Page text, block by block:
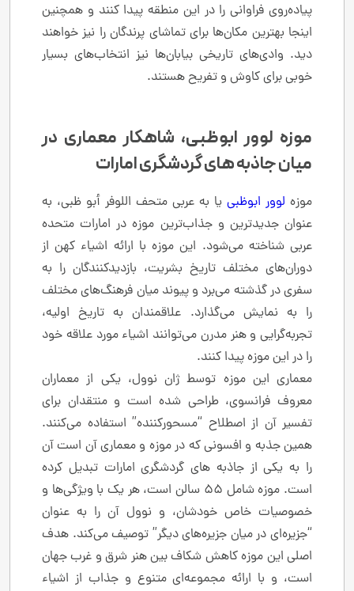
پیاده‌روی فراوانی را در این منطقه پیدا کنند و همچنین
اینجا بهترین مکان‌ها برای تماشای پرندگان را نیز خواهند
دید. وادی‌های تاریخی بیابان‌ها نیز انتخاب‌های بسیار
خوبی برای کاوش و تفریح هستند.
موزه لوور ابوظبی، شاهکار معماری در
میان جاذبه های گردشگری امارات
موزه لوور ابوظبی یا به عربی متحف اللوفر أبو ظبي، به
عنوان جدیدترین و جذاب‌ترین موزه در امارات متحده
عربی شناخته می‌شود. این موزه با ارائه اشیاء کهن از
دوران‌های مختلف تاریخ بشریت، بازدیدکنندگان را به
سفری در گذشته می‌برد و پیوند میان فرهنگ‌های مختلف
را به نمایش می‌گذارد. علاقمندان به تاریخ اولیه،
تجربه‌گرایی و هنر مدرن می‌توانند اشیاء مورد علاقه خود
را در این موزه پیدا کنند.
معماری این موزه توسط ژان نوول، یکی از معماران
معروف فرانسوی، طراحی شده است و منتقدان برای
تفسیر آن از اصطلاح “مسحورکننده” استفاده می‌کنند.
همین جذبه و افسونی که در موزه و معماری آن است آن
را به یکی از جاذبه های گردشگری امارات تبدیل کرده
است. موزه شامل ۵۵ سالن است، هر یک با ویژگی‌ها و
خصوصیات خاص خودشان، و نوول آن را به عنوان
“جزیره‌ای در میان جزیره‌های دیگر” توصیف می‌کند. هدف
اصلی این موزه کاهش شکاف بین هنر شرق و غرب جهان
است، و با ارائه مجموعه‌ای متنوع و جذاب از اشیاء